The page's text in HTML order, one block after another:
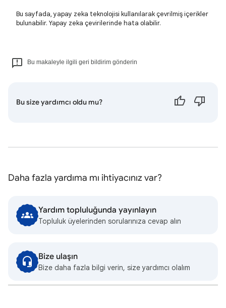
Bu sayfada, yapay zeka teknolojisi kullanılarak çevrilmiş içerikler
bulunabilir. Yapay zeka çevirilerinde hata olabilir.
Bu makaleyle ilgili geri bildirim gönderin
Bu size yardımcı oldu mu?
Daha fazla yardıma mı ihtiyacınız var?
Yardım topluluğunda yayınlayın
Topluluk üyelerinden sorularınıza cevap alın
Bize ulaşın
Bize daha fazla bilgi verin, size yardımcı olalım